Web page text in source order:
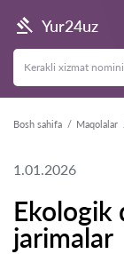
Yur24uz
Bosh sahifa Maqolalar
1.01.2026
Ekologik
jarimalar